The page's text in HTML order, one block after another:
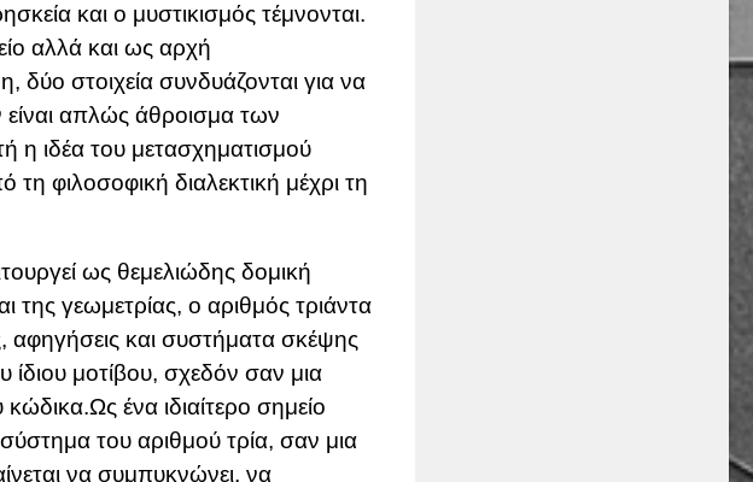
και ο μυστικισμός τέμνονται.
αλλά και ως αρχή
δύο στοιχεία συνδυάζονται για να
είναι απλώς άθροισμα των
η ιδέα του μετασχηματισμού
φιλοσοφική διαλεκτική μέχρι τη
ως θεμελιώδης δομική
γεωμετρίας, ο αριθμός τριάντα
αφηγήσεις και συστήματα σκέψης
μοτίβου, σχεδόν σαν μια
ένα ιδιαίτερο σημείο
του αριθμού τρία, σαν μια
να συμπυκνώνει, να